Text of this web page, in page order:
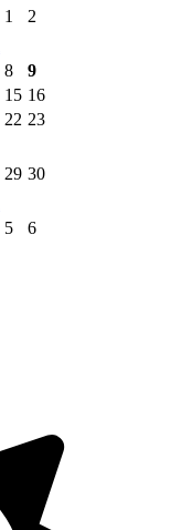
1 2
8
9
15 16
22 23
29 30
5 6